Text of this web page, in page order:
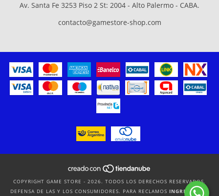
Av. Santa Fe 3253 Piso 2 St: 2004 - Alto Palermo - CABA.
contacto@gamestore-shop.com
COPYRIGHT GAME STORE - 2026. TODOS LOS DERECHOS RESERVADOS.
DEFENSA DE LAS Y LOS CONSUMIDORES. PARA RECLAMOS INGRESÁ ACÁ.